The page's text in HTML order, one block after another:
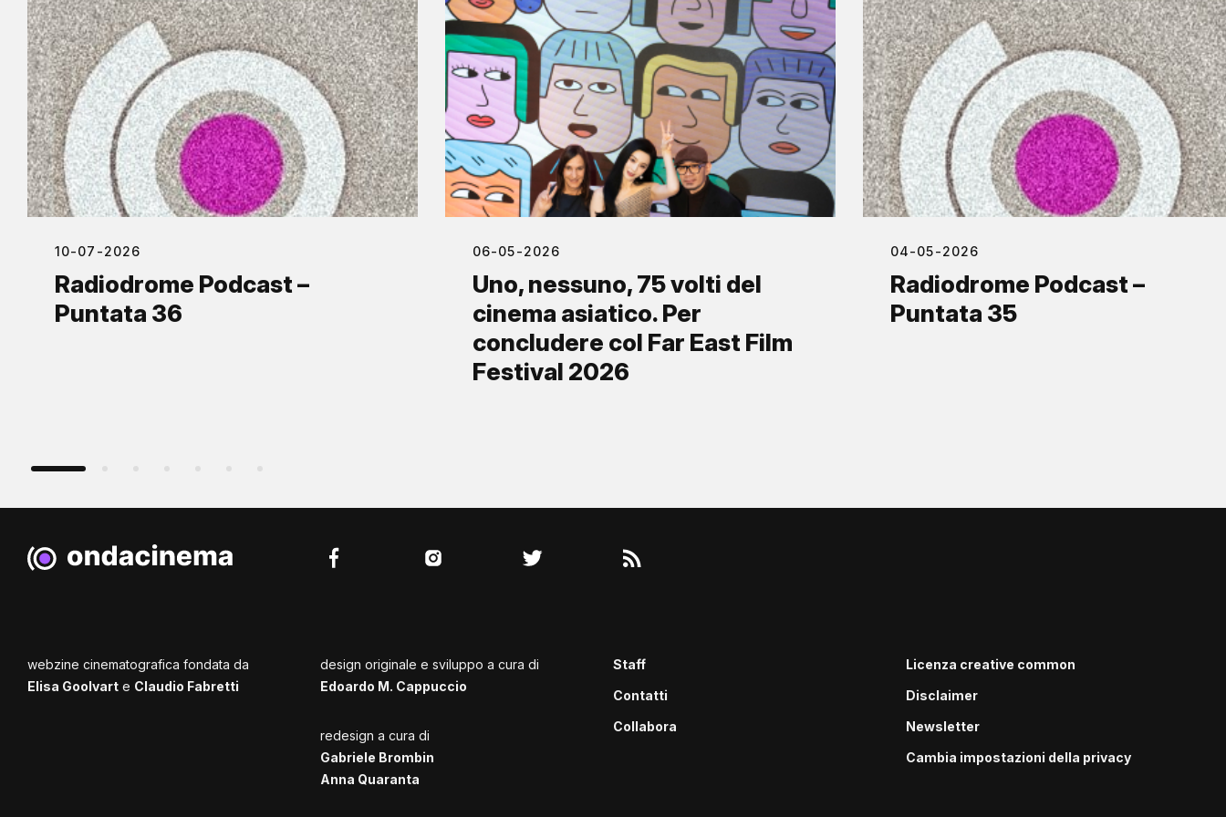
10-07-2026
Radiodrome Podcast –
Puntata 36
06-05-2026
Uno, nessuno, 75 volti del
cinema asiatico. Per
concludere col Far East Film
Festival 2026
04-05-2026
Radiodrome Podcast –
Puntata 35
webzine cinematografica fondata da
Elisa Goolvart e Claudio Fabretti
design originale e sviluppo a cura di
Edoardo M. Cappuccio
redesign a cura di
Gabriele Brombin
Anna Quaranta
Staff
Contatti
Collabora
Licenza creative common
Disclaimer
Newsletter
Cambia impostazioni della privacy